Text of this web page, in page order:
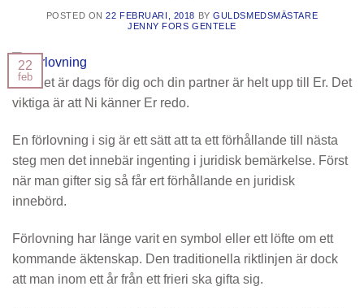
POSTED ON22 FEBRUARI, 2018 BYGULDSMEDSMÄSTARE
JENNY FORS GENTELE
22
feb
När det är dags för dig och din partner är helt upp till Er. Det
viktiga är att Ni känner Er redo.
En förlovning i sig är ett sätt att ta ett förhållande till nästa
steg men det innebär ingenting i juridisk bemärkelse. Först
när man gifter sig så får ert förhållande en juridisk
innebörd.
Förlovning har länge varit en symbol eller ett löfte om ett
kommande äktenskap. Den traditionella riktlinjen är dock
att man inom ett år från ett frieri ska gifta sig.